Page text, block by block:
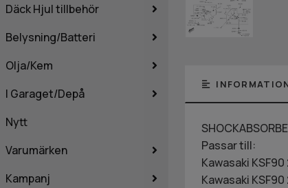
Däck Hjul tillbehör
Belysning/Batteri
Olja/Kem
I Garaget/Depå
Nytt
Varumärken
Kampanj
Passar till:
Kawasaki KSF90
Kawasaki KSF90